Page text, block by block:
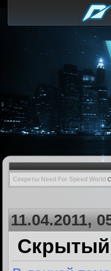
Секреты Need For Speed World
11.04.2011,
Скрытый